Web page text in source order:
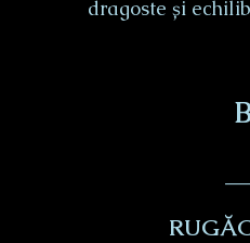
dragoste și
B